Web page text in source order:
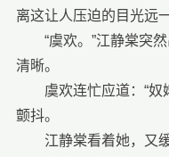
离这让人压迫的目光远
“虞欢。”江静棠突
清晰。
虞欢连忙应道：“
颤抖。
江静棠看着她，又